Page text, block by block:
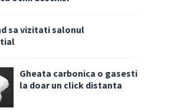
sa vizitati salonul
Gheata carbonica o gasesti
la doar un click distanta